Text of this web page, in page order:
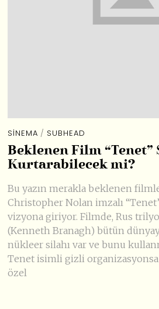
SINEMA / SUBHEAD
Beklenen Film “Tenet”
Kurtarabilecek mi?
Bu yazın merakla beklenen
Christopher Nolan imzalı
vizyona giriyor. Filmde, Rus
(Kenneth Branagh) bütün
nükleer silahı var ve bunu
Tenet isimli gizli
özel